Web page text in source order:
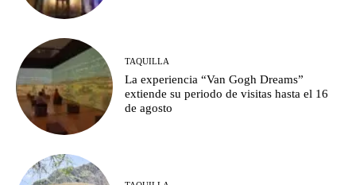
TAQUILLA
La experiencia “Van Gogh Dreams”
extiende su periodo de visitas hasta el 16
de agosto